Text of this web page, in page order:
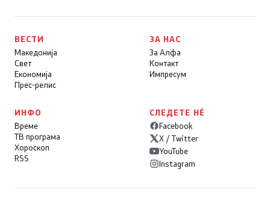
ВЕСТИ
Македонија
Свет
Економија
Прес-релис
ЗА НАС
За Алфа
Контакт
Импресум
ИНФО
Време
ТВ програма
Хороскоп
RSS
СЛЕДЕТЕ НÉ
Facebook
X / Twitter
YouTube
Instagram